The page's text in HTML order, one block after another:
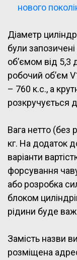
нового
Діаметр
були
об’ємом від 5,3
робочий об’єм
– 760 к.с., а
розкручується
Вага нетто (без
кг. На додаток
варіанти
форсування
або розробка
блоком
рідини буде
Замість назви
розміщена